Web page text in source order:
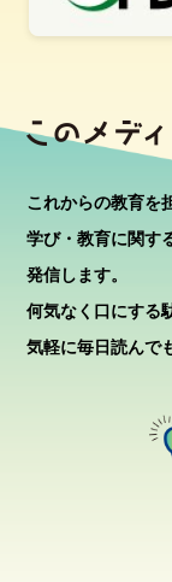
これからの教育を
学び・教育に関す
発信します。
何気なく口にする
気軽に毎日読んで